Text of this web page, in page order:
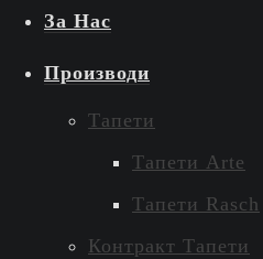
За Нас
Производи
Тапети
Тапети Arte
Тапети Rasch
Контракт Тапети